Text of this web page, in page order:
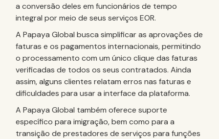
a conversão deles em funcionários de tempo
integral por meio de seus serviços EOR.
A Papaya Global busca simplificar as aprovações de
faturas e os pagamentos internacionais, permitindo
o processamento com um único clique das faturas
verificadas de todos os seus contratados. Ainda
assim, alguns clientes relatam erros nas faturas e
dificuldades para usar a interface da plataforma.
A Papaya Global também oferece suporte
específico para imigração, bem como para a
transição de prestadores de serviços para funções